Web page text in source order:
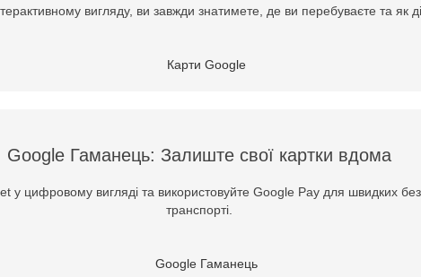
вигляду, ви завжди знатимете, де ви перебуваєте та як
Google Гаманець: Залиште свої картки вдома
у цифровому вигляді та використовуйте Google Pay для швидких
транспорті.